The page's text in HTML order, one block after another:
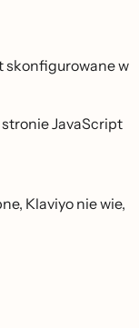
skonfigurowane w
JavaScript
Klaviyo nie wie,